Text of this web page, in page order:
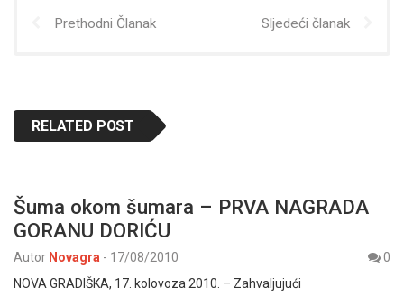
Prethodni Članak Sljedeći članak
RELATED POST
Šuma okom šumara – PRVA NAGRADA
GORANU DORIĆU
Autor Novagra - 17/08/2010
0
NOVA GRADIŠKA, 17. kolovoza 2010. – Zahvaljujući